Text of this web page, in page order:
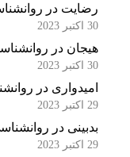
رضایت در روانشناسی
هیجان در روانشناسی
امیدواری در روانشناسی
بدبینی در روانشناسی